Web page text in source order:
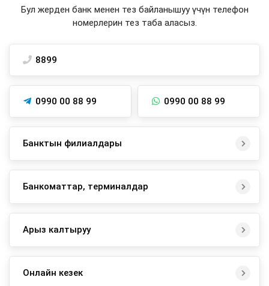
Бул жерден банк менен тез байланышуу үчүн телефон
номерлерин тез таба аласыз.
8899
0990 00 88 99 0990 00 88 99
Банктын филиалдары
Банкоматтар, терминалдар
Арыз калтыруу
Онлайн кезек